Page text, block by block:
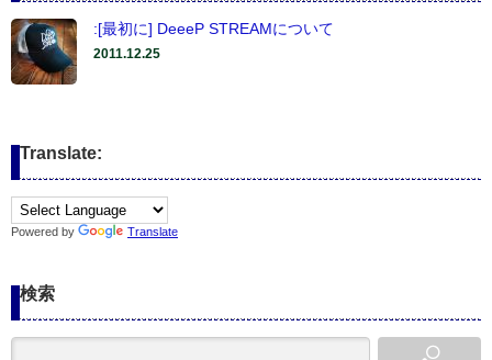
:[最初に] DeeeP STREAMについて
2011.12.25
Translate:
Powered by Translate
検索